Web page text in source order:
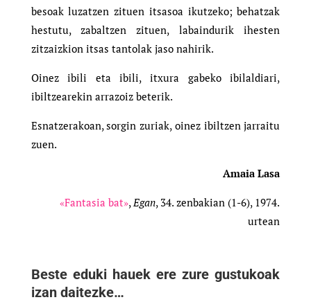
besoak luzatzen zituen itsasoa ikutzeko; behatzak
hestutu, zabaltzen zituen, labaindurik ihesten
zitzaizkion itsas tantolak jaso nahirik.
Oinez ibili eta ibili, itxura gabeko ibilaldiari,
ibiltzearekin arrazoiz beterik.
Esnatzerakoan, sorgin zuriak, oinez ibiltzen jarraitu
zuen.
Amaia Lasa
«Fantasia bat»,Egan, 34. zenbakian (1-6), 1974.
urtean
Beste eduki hauek ere zure gustukoak
izan daitezke…